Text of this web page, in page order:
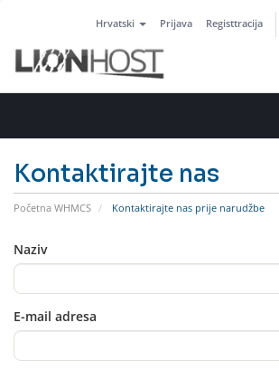
Hrvatski Prijava Registtracija
Kontaktirajte nas
Početna WHMCS Kontaktirajte nas prije narudžbe
Naziv
E-mail adresa